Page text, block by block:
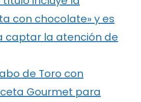
con chocolate» y es
captar la atención de
de Toro con
Gourmet para